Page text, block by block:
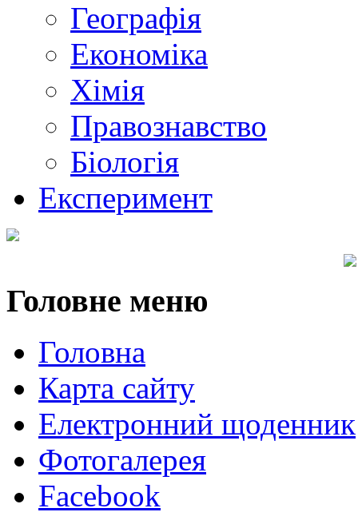
Географія
Економіка
Хімія
Правознавство
Біологія
Експеримент
Головне меню
Головна
Карта сайту
Електронний щоденник
Фотогалерея
Facebook